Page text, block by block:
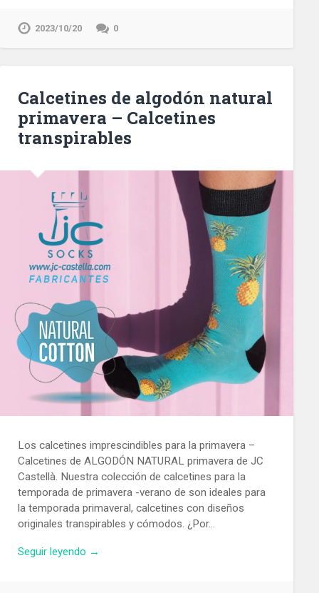
2023/10/20 0
Calcetines de algodón natural
primavera – Calcetines
transpirables
Los calcetines imprescindibles para la primavera –
Calcetines de ALGODÓN NATURAL primavera de JC
Castellà. Nuestra colección de calcetines para la
temporada de primavera -verano de son ideales para
la temporada primaveral, calcetines con diseños
originales transpirables y cómodos. ¿Por…
Seguir leyendo →